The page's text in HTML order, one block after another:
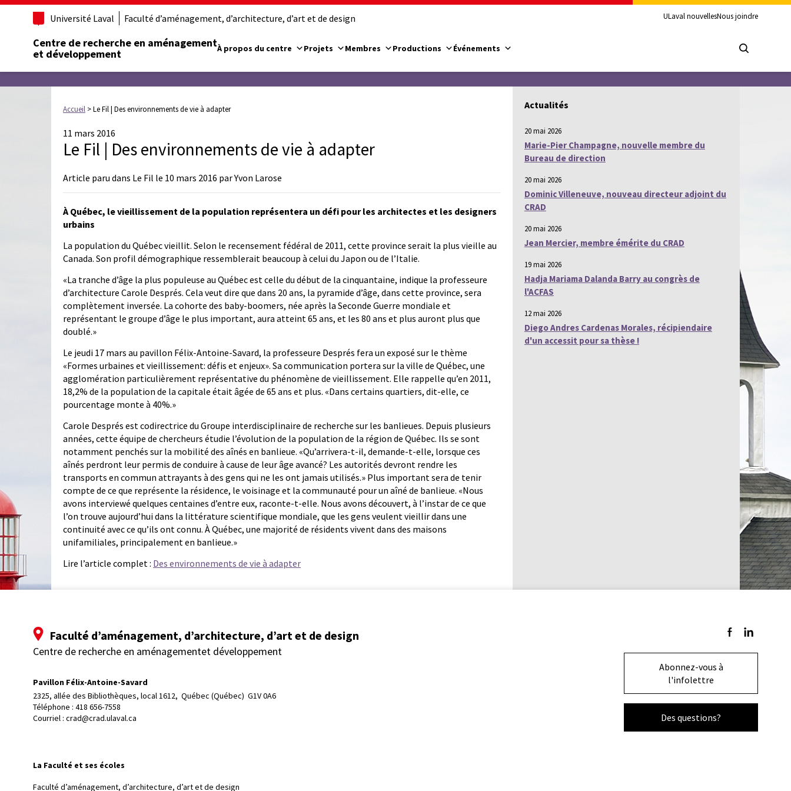
Université Laval Faculté d’aménagement, d’architecture, d’art et de design ULaval nouvellesNous joindre
Centre de recherche en aménagement
et développement
À propos du centre Projets Membres Productions Événements
Accueil >Le Fil | Des environnements de vie à adapter
11 mars 2016
Le Fil | Des environnements de vie à adapter
Article paru dans Le Fil le 10 mars 2016 par Yvon Larose
À Québec, le vieillissement de la population représentera un défi pour les architectes et les designers
urbains
La population du Québec vieillit. Selon le recensement fédéral de 2011, cette province serait la plus vieille au
Canada. Son profil démographique ressemblerait beaucoup à celui du Japon ou de l’Italie.
«La tranche d’âge la plus populeuse au Québec est celle du début de la cinquantaine, indique la professeure
d’architecture Carole Després. Cela veut dire que dans 20 ans, la pyramide d’âge, dans cette province, sera
complètement inversée. La cohorte des baby-boomers, née après la Seconde Guerre mondiale et
représentant le groupe d’âge le plus important, aura atteint 65 ans, et les 80 ans et plus auront plus que
doublé.»
Le jeudi 17 mars au pavillon Félix-Antoine-Savard, la professeure Després fera un exposé sur le thème
«Formes urbaines et vieillissement: défis et enjeux». Sa communication portera sur la ville de Québec, une
agglomération particulièrement représentative du phénomène de vieillissement. Elle rappelle qu’en 2011,
18,2% de la population de la capitale était âgée de 65 ans et plus. «Dans certains quartiers, dit-elle, ce
pourcentage monte à 40%.»
Carole Després est codirectrice du Groupe interdisciplinaire de recherche sur les banlieues. Depuis plusieurs
années, cette équipe de chercheurs étudie l’évolution de la population de la région de Québec. Ils se sont
notamment penchés sur la mobilité des aînés en banlieue. «Qu’arrivera-t-il, demande-t-elle, lorsque ces
aînés perdront leur permis de conduire à cause de leur âge avancé? Les autorités devront rendre les
transports en commun attrayants à des gens qui ne les ont jamais utilisés.» Plus important sera de tenir
compte de ce que représente la résidence, le voisinage et la communauté pour un aîné de banlieue. «Nous
avons interviewé quelques centaines d’entre eux, raconte-t-elle. Nous avons découvert, à l’instar de ce que
l’on trouve aujourd’hui dans la littérature scientifique mondiale, que les gens veulent vieillir dans une
continuité avec ce qu’ils ont connu. À Québec, une majorité de résidents vivent dans des maisons
unifamiliales, principalement en banlieue.»
Lire l’article complet : Des environnements de vie à adapter
Actualités
20 mai 2026
Marie-Pier Champagne, nouvelle membre du
Bureau de direction
20 mai 2026
Dominic Villeneuve, nouveau directeur adjoint du
CRAD
20 mai 2026
Jean Mercier, membre émérite du CRAD
19 mai 2026
Hadja Mariama Dalanda Barry au congrès de
l'ACFAS
12 mai 2026
Diego Andres Cardenas Morales, récipiendaire
d'un accessit pour sa thèse !
Faculté d’aménagement, d’architecture, d’art et de design
Centre de recherche en aménagementet développement
Pavillon Félix-Antoine-Savard
2325, allée des Bibliothèques, local 1612, Québec (Québec)  G1V 0A6
Téléphone : 418 656-7558
Courriel : crad@crad.ulaval.ca
Suivez-nous sur
Suivez-nous
Abonnez-vous à
l'infolettre
Des questions?
La Faculté et ses écoles
Faculté d’aménagement, d’architecture, d’art et de design